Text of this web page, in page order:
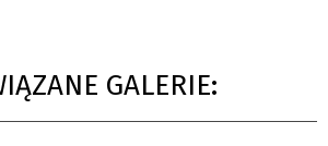
GALERIE: